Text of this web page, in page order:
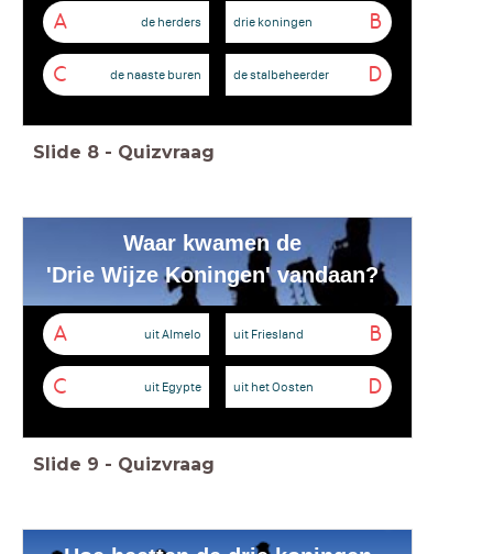
A de herders B
drie koningen
C de naaste buren D
de stalbeheerder
Slide 8 - Quizvraag
Waar kwamen de
'Drie Wijze Koningen' vandaan?
A uit Almelo B
uit Friesland
C uit Egypte D
uit het Oosten
Slide 9 - Quizvraag